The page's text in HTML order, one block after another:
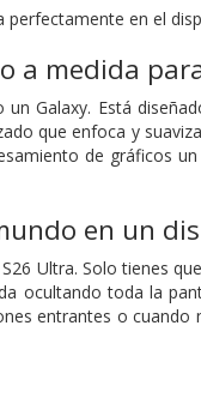
en el
a medida
Galaxy. Está
que enfoca y
de gráficos
en un
Ultra. Solo tienes
ocultando toda la
entrantes o